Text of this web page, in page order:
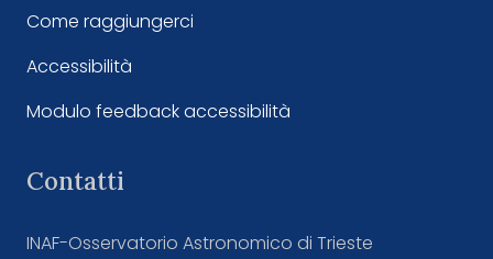
Come raggiungerci
Accessibilità
Modulo feedback accessibilità
Contatti
INAF-Osservatorio Astronomico di Trieste